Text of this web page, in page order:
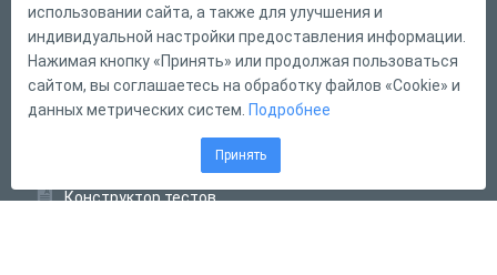
Русский
Справка
Форма обратной связи
Конструктор тестов
использовании сайта, а также для улучшения и
индивидуальной настройки предоставления информации.
Нажимая кнопку «Принять» или продолжая пользоваться
сайтом, вы соглашаетесь на обработку файлов «Cookie» и
данных метрических систем. Подробнее
Принять